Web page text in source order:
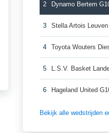
2 Dynamo Bertem
3 Stella Artois
4 Toyota Wouters
5 L.S.V. Basket
6 Hageland United
Bekijk alle wedstrijden